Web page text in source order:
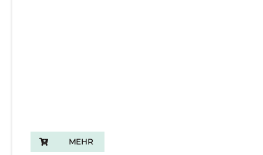
MEHR